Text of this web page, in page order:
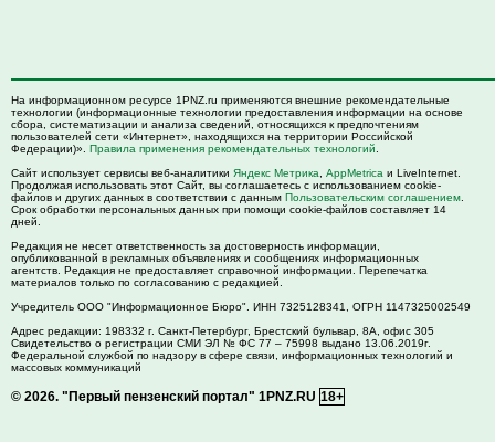
На информационном ресурсе 1PNZ.ru применяются внешние рекомендательные
технологии (информационные технологии предоставления информации на основе
сбора, систематизации и анализа сведений, относящихся к предпочтениям
пользователей сети «Интернет», находящихся на территории Российской
Федерации)». Правила применения рекомендательных технологий
Сайт использует сервисы веб-аналитики Яндекс Метрика AppMetrica и LiveInternet.
Продолжая использовать этот Сайт, вы соглашаетесь с использованием cookie-
файлов и других данных в соответствии с данным Пользовательским соглашением
Срок обработки персональных данных при помощи cookie-файлов составляет 14
дней.
Редакция не несет ответственность за достоверность информации,
опубликованной в рекламных объявлениях и сообщениях информационных
агентств. Редакция не предоставляет справочной информации. Перепечатка
материалов только по согласованию с редакцией.
Учредитель ООО "Информационное Бюро". ИНН 7325128341, ОГРН 1147325002549
Адрес редакции: 198332 г. Санкт-Петербург, Брестский бульвар, 8А, офис 305
Свидетельство о регистрации СМИ ЭЛ № ФС 77 – 75998 выдано 13.06.2019г.
Федеральной службой по надзору в сфере связи, информационных технологий и
массовых коммуникаций
© 2026. "Первый пензенский портал" 1PNZ.RU 18+